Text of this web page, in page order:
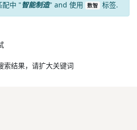
配中 "智能制造" and 使用 数智 标签.
索结果，请扩大关键词